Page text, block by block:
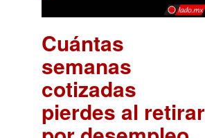
Cuántas
semanas
cotizadas
pierdes al retirar